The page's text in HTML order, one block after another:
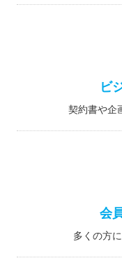
ビ
契約書や企
会
多くの方